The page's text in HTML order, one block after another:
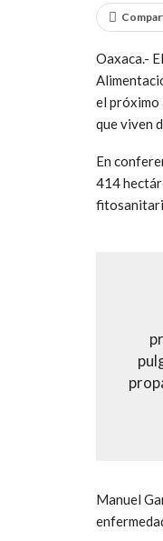
Oaxaca.-
el próximo
que viven
En
414
Manuel